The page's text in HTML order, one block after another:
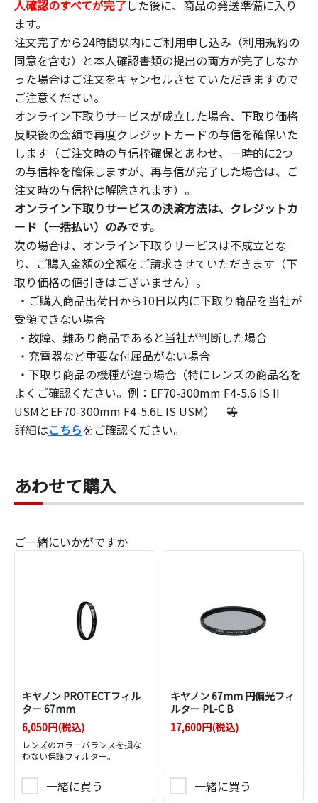
人確認のすべてが完了した後に、商品の発送準備に入り
ます。
注文完了から24時間以内にご利用申し込み（利用規約の
同意を含む）と本人確認書類の提出の両方が完了しなか
った場合はご注文をキャンセルさせていただきますので
ご注意ください。
オンライン下取りサービスが成立した場合、下取り価格
反映後の金額で再度クレジットカードの与信を確保いた
します（ご注文時の与信枠確保とあわせ、一時的に2つ
の与信枠を確保しますが、再与信が完了した場合は、ご
注文時の与信枠は解除されます）。
オンライン下取りサービスの決済方法は、クレジットカ
ード（一括払い）のみです。
次の場合は、オンライン下取りサービスは不成立とな
り、ご購入金額の全額をご請求させていただきます（下
取り価格の値引きはございません）。
・ご購入商品出荷日から10日以内に下取り商品を当社が
受領できない場合
・故障、難あり商品であると当社が判断した場合
・充電器など重要な付属品がない場合
・下取り商品の機種が違う場合（特にレンズの商品名を
よくご確認ください。例：EF70-300mm F4-5.6 IS II
USMとEF70-300mm F4-5.6L IS USM） 等
詳細はこちらをご確認ください。
あわせて購入
ご一緒にいかがですか
キヤノン PROTECTフィル
ター 67mm
レンズのカラーバランスを損な
わない保護フィルター。
6,050円(税込)
一緒に買う
キヤノン 67mm 円偏光フィ
ルター PL-C B
17,600円(税込)
一緒に買う